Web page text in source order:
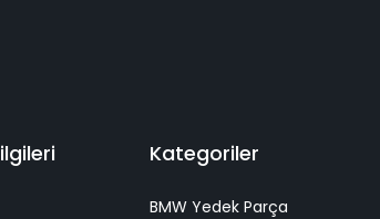
Kategoriler
BMW Yedek Parça